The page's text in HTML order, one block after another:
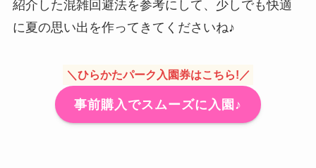
紹介した混雑回避法を参考にして、少しでも快適
に夏の思い出を作ってきてくださいね♪
＼ひらかたパーク入園券はこちら!／
事前購入でスムーズに入園♪